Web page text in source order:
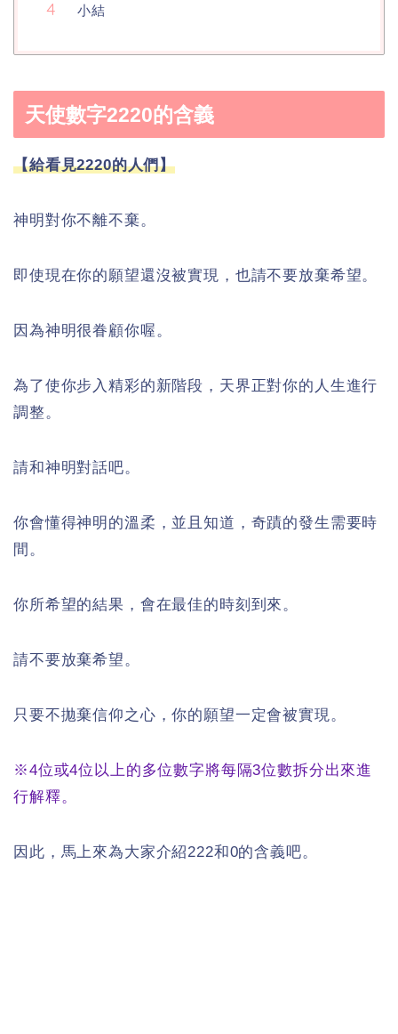
小結
天使數字2220的含義
【給看見2220的人們】
神明對你不離不棄。
即使現在你的願望還沒被實現，也請不要放棄希望。
因為神明很眷顧你喔。
為了使你步入精彩的新階段，天界正對你的人生進行
調整。
請和神明對話吧。
你會懂得神明的溫柔，並且知道，奇蹟的發生需要時
間。
你所希望的結果，會在最佳的時刻到來。
請不要放棄希望。
只要不拋棄信仰之心，你的願望一定會被實現。
※4位或4位以上的多位數字將每隔3位數拆分出來進
行解釋。
因此，馬上來為大家介紹222和0的含義吧。